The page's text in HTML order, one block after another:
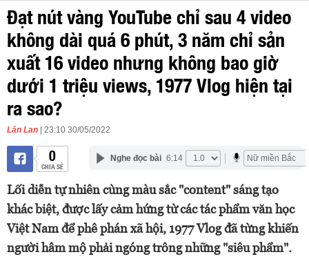
Đạt nút vàng YouTube chỉ sau 4 video
không dài quá 6 phút, 3 năm chỉ sản
xuất 16 video nhưng không bao giờ
dưới 1 triệu views, 1977 Vlog hiện tại
ra sao?
Lân Lan | 23:10 30/05/2022
0
CHIA SẺ
Nghe đọc bài 6:14
Lối diễn tự nhiên cùng màu sắc "content" sáng tạo
khác biệt, được lấy cảm hứng từ các tác phẩm văn học
Việt Nam để phê phán xã hội, 1977 Vlog đã từng khiến
người hâm mộ phải ngóng trông những "siêu phẩm".